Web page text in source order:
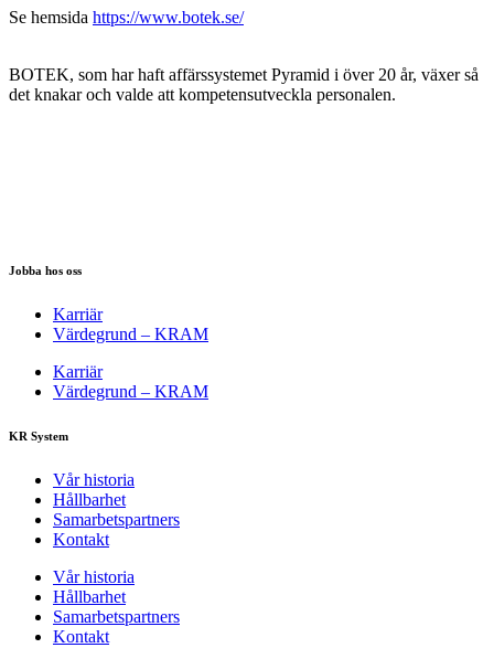
Se hemsida https://www.botek.se/
BOTEK, som har haft affärssystemet Pyramid i över 20 år, växer så
det knakar och valde att kompetensutveckla personalen.
Jobba hos oss
Karriär
Värdegrund – KRAM
Karriär
Värdegrund – KRAM
KR System
Vår historia
Hållbarhet
Samarbetspartners
Kontakt
Vår historia
Hållbarhet
Samarbetspartners
Kontakt